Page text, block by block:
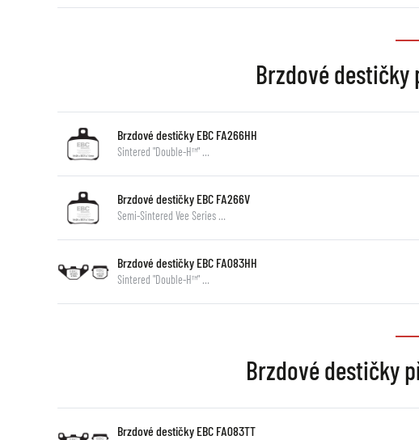
Brzdové destičky
Brzdové destičky EBC FA266HH
Sintered "Double-H™" …
Brzdové destičky EBC FA266V
Semi-Sintered Vee Series …
Brzdové destičky EBC FA083HH
Sintered "Double-H™" …
Brzdové destičky
Brzdové destičky EBC FA083TT